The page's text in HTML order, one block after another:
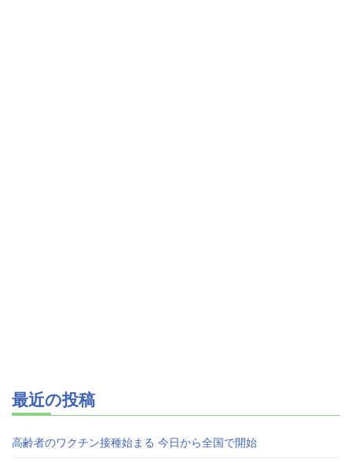
最近の投稿
高齢者のワクチン接種始まる 今日から全国で開始